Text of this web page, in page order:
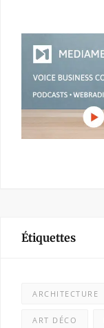
Étiquettes
ARCHITECTURE
ART DÉCO